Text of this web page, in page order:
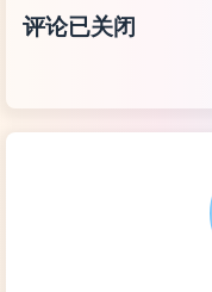
评论已关闭